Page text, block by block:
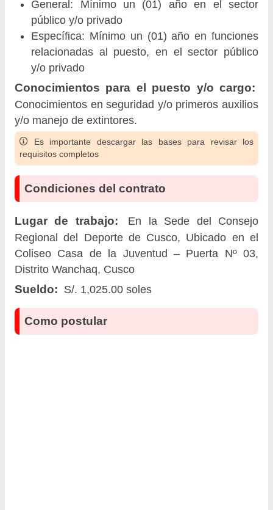
General: Mínimo un (01) año en el sector
público y/o privado
Específica: Mínimo un (01) año en funciones
relacionadas al puesto, en el sector público
y/o privado
Conocimientos para el puesto y/o cargo:
Conocimientos en seguridad y/o primeros auxilios
y/o manejo de extintores.
Es importante descargar las bases para revisar los
requisitos completos
Condiciones del contrato
Lugar de trabajo:
En la Sede del Consejo
Regional del Deporte de Cusco, Ubicado en el
Coliseo Casa de la Juventud – Puerta Nº 03,
Distrito Wanchaq, Cusco
Sueldo: S/. 1,025.00 soles
Como postular